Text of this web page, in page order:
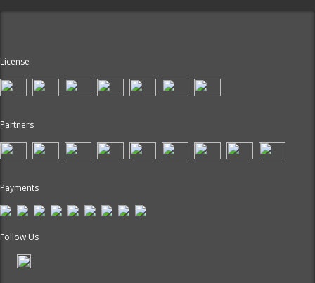
License
Partners
Payments
Follow Us